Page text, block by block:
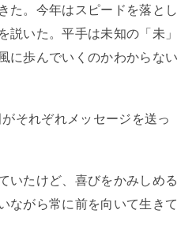
た。今年はスピードを落とし
いた。平手は未知の「未」
に歩んでいくのかわからない
それぞれメッセージを送っ
いたけど、喜びをかみしめる
ながら常に前を向いて生きて